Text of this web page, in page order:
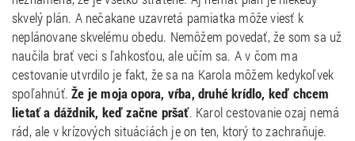
skvelý plán. A nečakane uzavretá pamiatka môže viesť k
neplánovane skvelému obedu. Nemôžem povedať, že som sa už
naučila brať veci s ľahkosťou, ale učím sa. A v čom ma
cestovanie utvrdilo je fakt, že sa na Karola môžem kedykoľvek
spoľahnúť.Že je moja opora, vŕba, druhé krídlo, keď chcem
lietať a dáždnik, keď začne pršať. Karol cestovanie ozaj nemá
rád, ale v krízových situáciách je on ten, ktorý to zachraňuje.